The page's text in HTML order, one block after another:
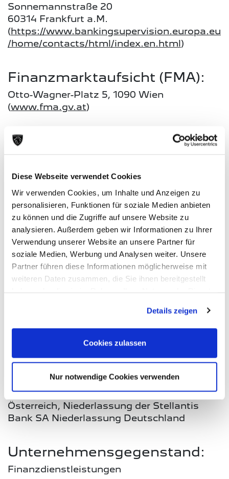
Diese Webseite verwendet Cookies
Wir verwenden Cookies, um Inhalte und Anzeigen zu
personalisieren, Funktionen für soziale Medien anbieten
zu können und die Zugriffe auf unsere Website zu
analysieren. Außerdem geben wir Informationen zu Ihrer
Verwendung unserer Website an unsere Partner für
soziale Medien, Werbung und Analysen weiter. Unsere
Partner führen diese Informationen möglicherweise mit
weiteren Daten zusammen, die Sie ihnen bereitgestellt
Cookies, wenn Sie unsere Webseite weiterhin nutzen.
Details zeigen
Cookies zulassen
Nur notwendige Cookies verwenden
Sonnemannstraße 20
60314 Frankfurt a.M.
(https://www.bankingsupervision.europa.eu
/home/contacts/html/index.en.html)
Finanzmarktaufsicht (FMA):
Otto-Wagner-Platz 5, 1090 Wien
(www.fma.gv.at)
Kammer/Berufsverband:
1040 Wien, Wiedner Hauptstraße 63
www.wko.at)
Anwendbare Gewerbe- und
Berufsrechtliche Vorschriften:
Bankwesengesetz BGBl. 1993/532
www.ris.bka.gv.at)
Ergänzende Angaben gem. §
24 f Mediengesetz (BGBl. Nr.
314/1981) und § 5 E-
Commerce-Gesetz (BGBl. Nr.
152/2001):
Medieninhaber und Herausgeber:
Stellantis Bank SA Niederlassung
Österreich, Niederlassung der Stellantis
Bank SA Niederlassung Deutschland
Unternehmensgegenstand:
Finanzdienstleistungen